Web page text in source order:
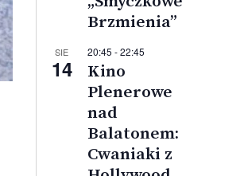
Brzmienia”
SIE
14
20:45 -22:45
Kino
Plenerowe
nad
Balatonem:
Cwaniaki z